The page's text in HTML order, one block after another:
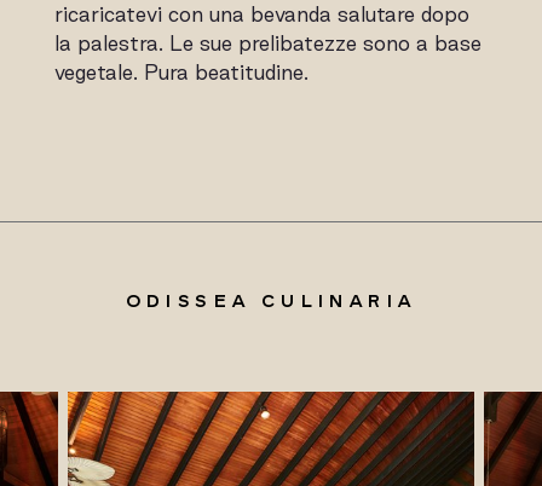
ricaricatevi con una bevanda salutare dopo
la palestra. Le sue prelibatezze sono a base
vegetale. Pura beatitudine.
ODISSEA CULINARIA